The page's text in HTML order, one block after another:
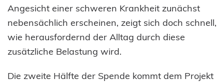
Angesicht einer schweren Krankheit zunächst
nebensächlich erscheinen, zeigt sich doch schnell,
wie herausfordernd der Alltag durch diese
zusätzliche Belastung wird.
Die zweite Hälfte der Spende kommt dem Projekt